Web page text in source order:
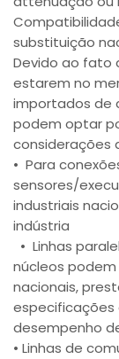
substituição
Devido ao fato
estarem no
importados de
podem optar
considerações
• Para
sensores/
industriais
indústria
• Linhas
núcleos
nacionais,
especificações
desempenho
• Linhas de